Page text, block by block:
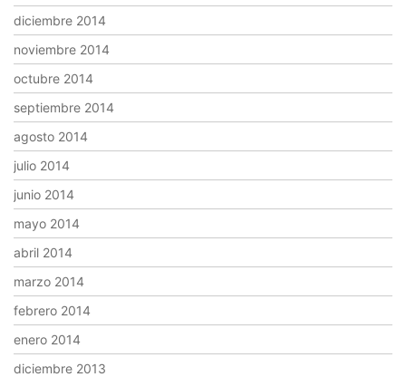
diciembre 2014
noviembre 2014
octubre 2014
septiembre 2014
agosto 2014
julio 2014
junio 2014
mayo 2014
abril 2014
marzo 2014
febrero 2014
enero 2014
diciembre 2013